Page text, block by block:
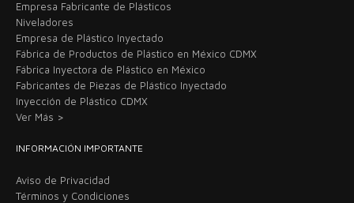
Empresa Fabricante de Plásticos
Niveladores
Empresa de Plástico Inyectado
Fábrica de Productos de Plástico en México CDMX
Fábrica Inyectora de Plástico en México
Fabricantes de Piezas de Plástico Inyectado
Inyección de Plástico CDMX
Ver Más >
INFORMACIÓN IMPORTANTE
Aviso de Privacidad
Términos y Condiciones